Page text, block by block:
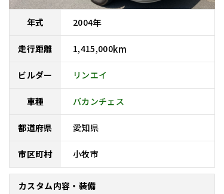
年式 2004年
走行距離 1,415,000km
ビルダー リンエイ
車種 バカンチェス
都道府県 愛知県
市区町村 小牧市
カスタム内容・装備